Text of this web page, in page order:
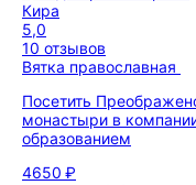
Кира
5,0
10 отзывов
Вятка православная
Посетить
монастыри в
образованием
4650 ₽